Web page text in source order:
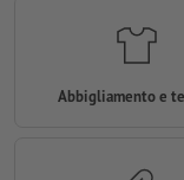
Abbigliamento e